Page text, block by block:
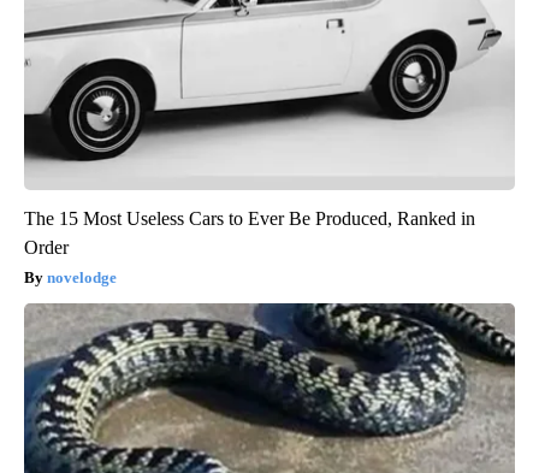
The 15 Most Useless Cars to Ever Be Produced, Ranked in
Order
novelodge